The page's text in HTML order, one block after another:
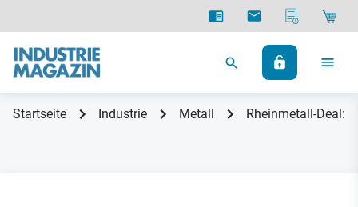
Startseite Industrie Metall Rheinmetall-Deal: